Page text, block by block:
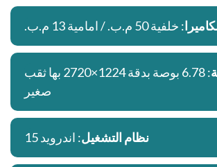
: خلفية 50 م.ب. / امامية 13 م.ب.
: 6.78 بوصة بدقة 1224×2720 بها ثقب
صغير
نظام التشغيل: اندرويد 15